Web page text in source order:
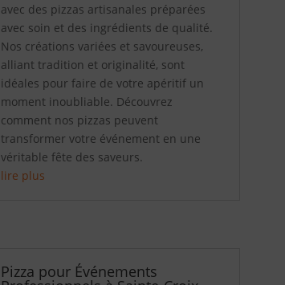
avec des pizzas artisanales préparées
avec soin et des ingrédients de qualité.
Nos créations variées et savoureuses,
alliant tradition et originalité, sont
idéales pour faire de votre apéritif un
moment inoubliable. Découvrez
comment nos pizzas peuvent
transformer votre événement en une
véritable fête des saveurs.
lire plus
Pizza pour Événements